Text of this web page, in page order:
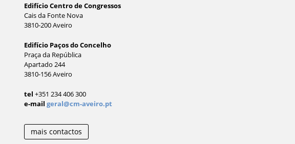
Edifício Centro de Congressos
Cais da Fonte Nova
3810-200 Aveiro
Edifício Paços do Concelho
Praça da República
Apartado 244
3810-156 Aveiro
tel +351 234 406 300
e-mail geral@cm-aveiro.pt
mais contactos